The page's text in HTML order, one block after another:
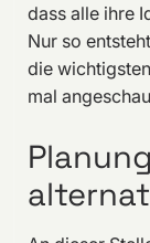
dass alle ihre
Nur so entsteht
die
mal